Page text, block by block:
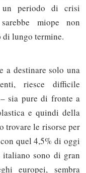
un periodo di crisi
miope non
di lungo termine.
a destinare solo una
riesce difficile
sia pure di fronte a
e quindi della
trovare le risorse per
quel 4,5% di oggi
sono di gran
europei, sembra